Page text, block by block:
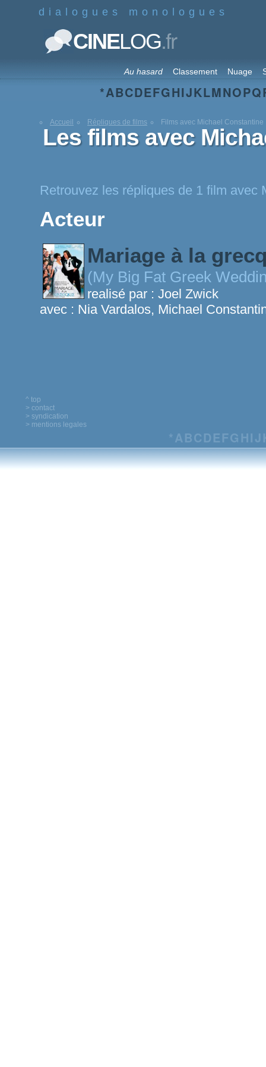
dialogues monologues
CINELOG.fr
Au hasard Classement Nuage
*ABCDEFGHIJKLMNOPQ
Accueil Répliques de films Films avec Michael Constantine
Les films avec
Retrouvez les répliques de 1 film avec
Acteur
Mariage à la
(My Big Fat Greek
realisé par : Joel Zwick
avec : Nia Vardalos, Michael
^ top
> contact
> syndication
> mentions legales
*ABCDEFG HIJ